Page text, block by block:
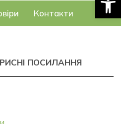
Контакти
ПОСИЛАННЯ